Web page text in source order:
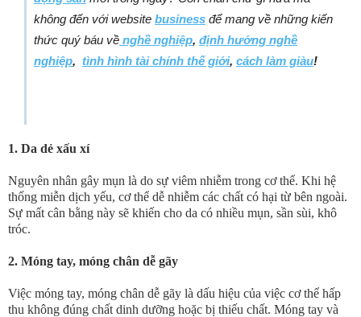
không đến với website business để mang về những kiến
thức quý báu về nghề nghiệp, định hướng nghề
nghiệp, tình hình tài chính thế giới, cách làm giàu!
1. Da dẻ xấu xí
Nguyên nhân gây mụn là do sự viêm nhiễm trong cơ thể. Khi hệ
thống miễn dịch yếu, cơ thể dễ nhiễm các chất có hại từ bên ngoài.
Sự mất cân bằng này sẽ khiến cho da có nhiều mụn, sần sùi, khô
tróc.
2. Móng tay, móng chân dễ gãy
Việc móng tay, móng chân dễ gãy là dấu hiệu của việc cơ thể hấp
thu không đúng chất dinh dưỡng hoặc bị thiếu chất. Móng tay và